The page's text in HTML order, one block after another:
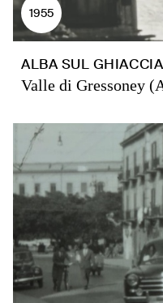
1955
ALBA SUL
Valle di Gressoney